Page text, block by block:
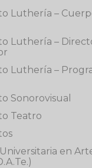
Luthería –
Luthería –
Luthería –
Sonorovisual
Teatro
en